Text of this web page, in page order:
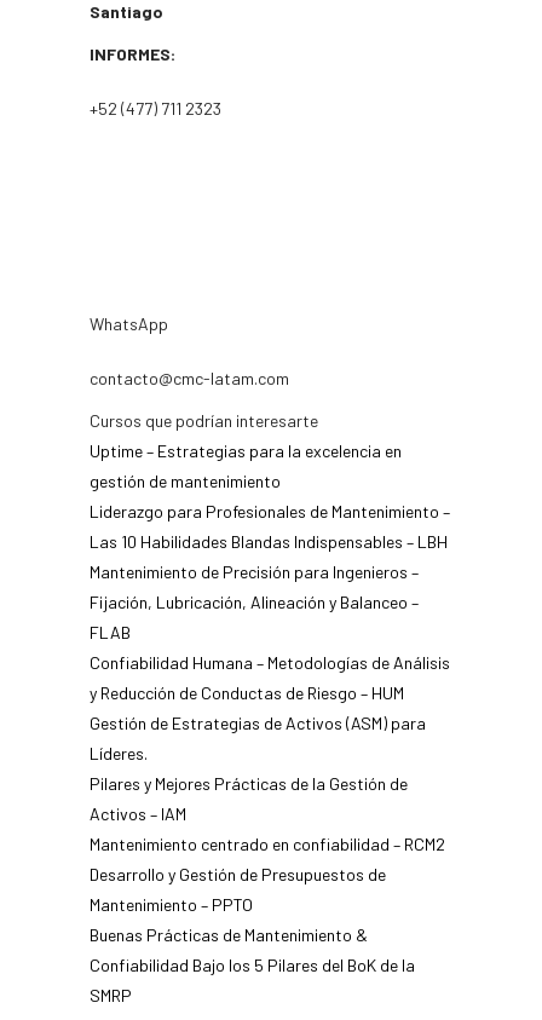
Santiago
INFORMES:
+52 (477) 711 2323
WhatsApp
contacto@cmc-latam.com
Cursos que podrían interesarte
Uptime – Estrategias para la excelencia en
gestión de mantenimiento
Liderazgo para Profesionales de Mantenimiento –
Las 10 Habilidades Blandas Indispensables – LBH
Mantenimiento de Precisión para Ingenieros –
Fijación, Lubricación, Alineación y Balanceo –
FLAB
Confiabilidad Humana – Metodologías de Análisis
y Reducción de Conductas de Riesgo – HUM
Gestión de Estrategias de Activos (ASM) para
Líderes.
Pilares y Mejores Prácticas de la Gestión de
Activos – IAM
Mantenimiento centrado en confiabilidad – RCM2
Desarrollo y Gestión de Presupuestos de
Mantenimiento – PPTO
Buenas Prácticas de Mantenimiento &
Confiabilidad Bajo los 5 Pilares del BoK de la
SMRP